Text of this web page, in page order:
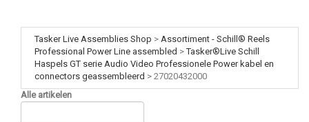
Tasker Live Assemblies Shop > Assortiment - Schill® Reels
Professional Power Line assembled >Tasker®Live Schill
Haspels GT serie Audio Video Professionele Power kabel en
connectors geassembleerd > 27020432000
Alle artikelen